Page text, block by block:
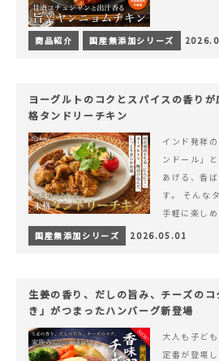
商品紹介 国産無添加シリーズ
ヨーグルトのコクとスパイスの香り
格タンドリーチキン
インド発祥
ンドール」
あげる、香
す。 そんな
手軽に楽し
んで仕上げ
国産無添加シリーズ 2026.05.01
生姜の香り、だしの旨み、チーズの
き」がつまったハンバーグ新登場
大人も子ど
定番が登場し